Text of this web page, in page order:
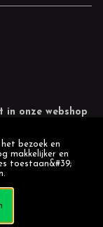
in onze webshop
bezoek en
makkelijker en
toestaan&#39;